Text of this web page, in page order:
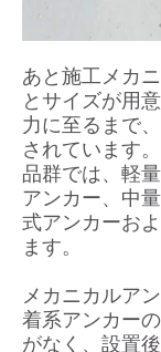
あと施工メカ
とサイズが用
力に至るまで
されています
品群では、軽
アンカー、中
式アンカーお
ます。
メカニカルア
着系アンカー
がなく、設置